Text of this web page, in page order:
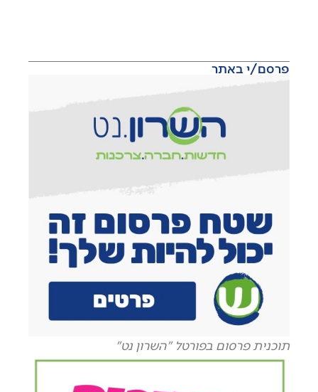
פרסם/י באתר
תוכנית פרסום בפורטל "השרון נט"